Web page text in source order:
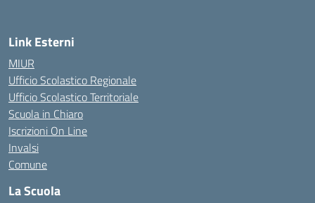
Link Esterni
MIUR
Ufficio Scolastico Regionale
Ufficio Scolastico Territoriale
Scuola in Chiaro
Iscrizioni On Line
Invalsi
Comune
La Scuola